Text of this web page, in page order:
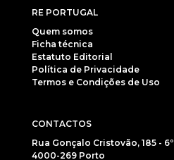
RE PORTUGAL
Quem somos
Ficha técnica
Estatuto Editorial
Política de Privacidade
Termos e Condições de Uso
CONTACTOS
Rua Gonçalo Cristovão, 185 - 6º
4000-269 Porto